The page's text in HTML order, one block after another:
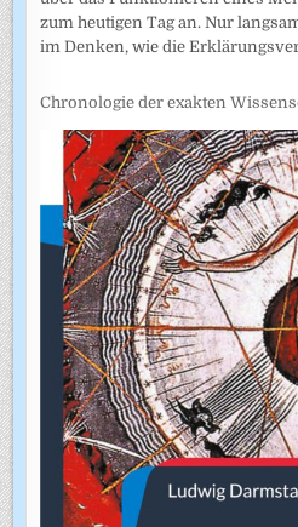
zum heutigen Tag an. Nur
im Denken, wie die
Chronologie der exakten